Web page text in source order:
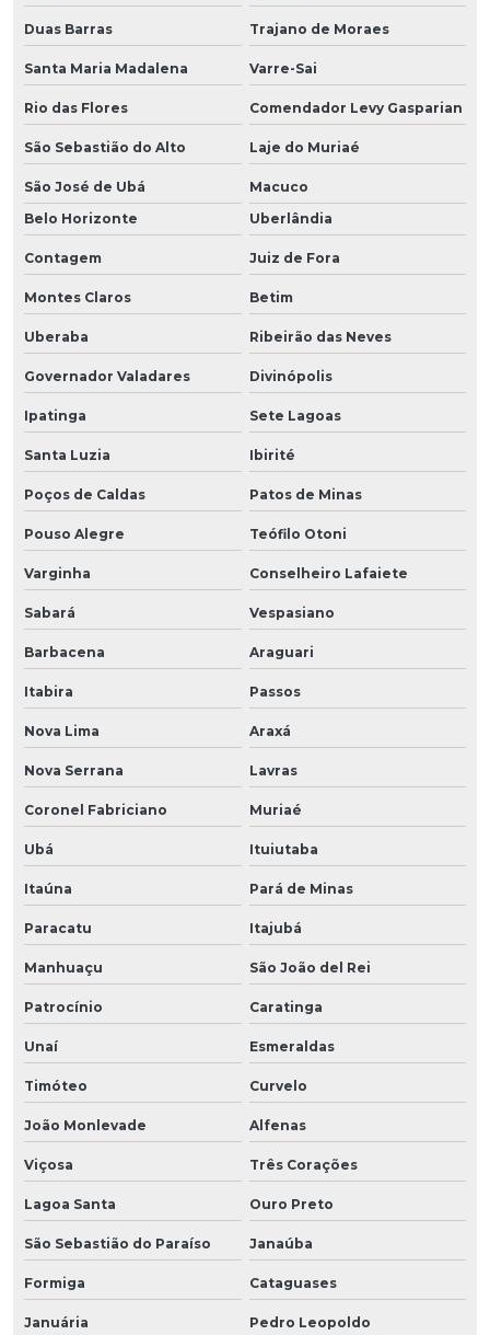
Duas Barras Trajano de Moraes
Santa Maria Madalena Varre-Sai
Rio das Flores Comendador Levy Gasparian
São Sebastião do Alto Laje do Muriaé
São José de Ubá
Macuco
Belo Horizonte
Uberlândia
Contagem Juiz de Fora
Montes Claros Betim
Uberaba Ribeirão das Neves
Governador Valadares Divinópolis
Ipatinga Sete Lagoas
Santa Luzia Ibirité
Poços de Caldas Patos de Minas
Pouso Alegre Teófilo Otoni
Varginha Conselheiro Lafaiete
Sabará Vespasiano
Barbacena Araguari
Itabira Passos
Nova Lima Araxá
Nova Serrana Lavras
Coronel Fabriciano Muriaé
Ubá Ituiutaba
Itaúna Pará de Minas
Paracatu Itajubá
Manhuaçu São João del Rei
Patrocínio Caratinga
Unaí Esmeraldas
Timóteo Curvelo
João Monlevade Alfenas
Viçosa Três Corações
Lagoa Santa Ouro Preto
São Sebastião do Paraíso Janaúba
Formiga Cataguases
Januária Pedro Leopoldo